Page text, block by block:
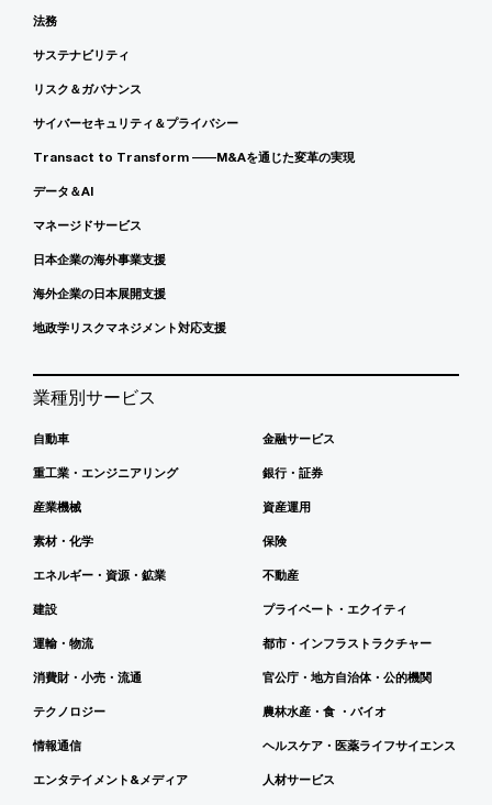
法務
サステナビリティ
リスク＆ガバナンス
サイバーセキュリティ＆プライバシー
Transact to Transform ――M&Aを通じた変革の実現
データ＆AI
マネージドサービス
日本企業の海外事業支援
海外企業の日本展開支援
地政学リスクマネジメント対応支援
業種別サービス
自動車
重工業・エンジニアリング
産業機械
素材・化学
エネルギー・資源・鉱業
建設
運輸・物流
消費財・小売・流通
テクノロジー
情報通信
エンタテイメント&メディア
金融サービス
銀行・証券
資産運用
保険
不動産
プライベート・エクイティ
都市・インフラストラクチャー
官公庁・地方自治体・公的機関
農林水産・食 ・バイオ
ヘルスケア・医薬ライフサイエンス
人材サービス